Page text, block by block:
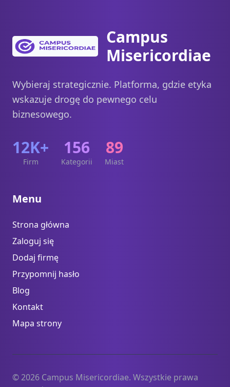
Campus
Misericordiae
Wybieraj strategicznie. Platforma, gdzie etyka
wskazuje drogę do pewnego celu
biznesowego.
12K+
Firm
156
Kategorii
89
Miast
Menu
Strona główna
Zaloguj się
Dodaj firmę
Przypomnij hasło
Blog
Kontakt
Mapa strony
© 2026 Campus Misericordiae. Wszystkie prawa